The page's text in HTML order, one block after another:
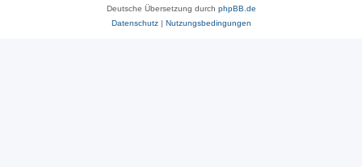
Deutsche Übersetzung durch phpBB.de
Datenschutz| Nutzungsbedingungen